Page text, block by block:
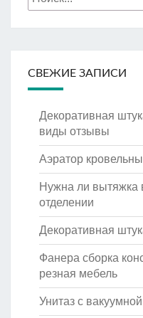
СВЕЖИЕ ЗАПИСИ
Декоративная
виды отзывы
Аэратор
Нужна ли вытяжка
отделении
Декоративная
Фанера сборка
резная мебель
Унитаз с